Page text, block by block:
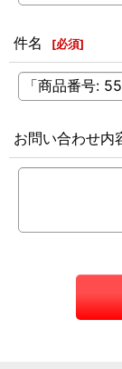
件名 [必須]
お問い合わせ内